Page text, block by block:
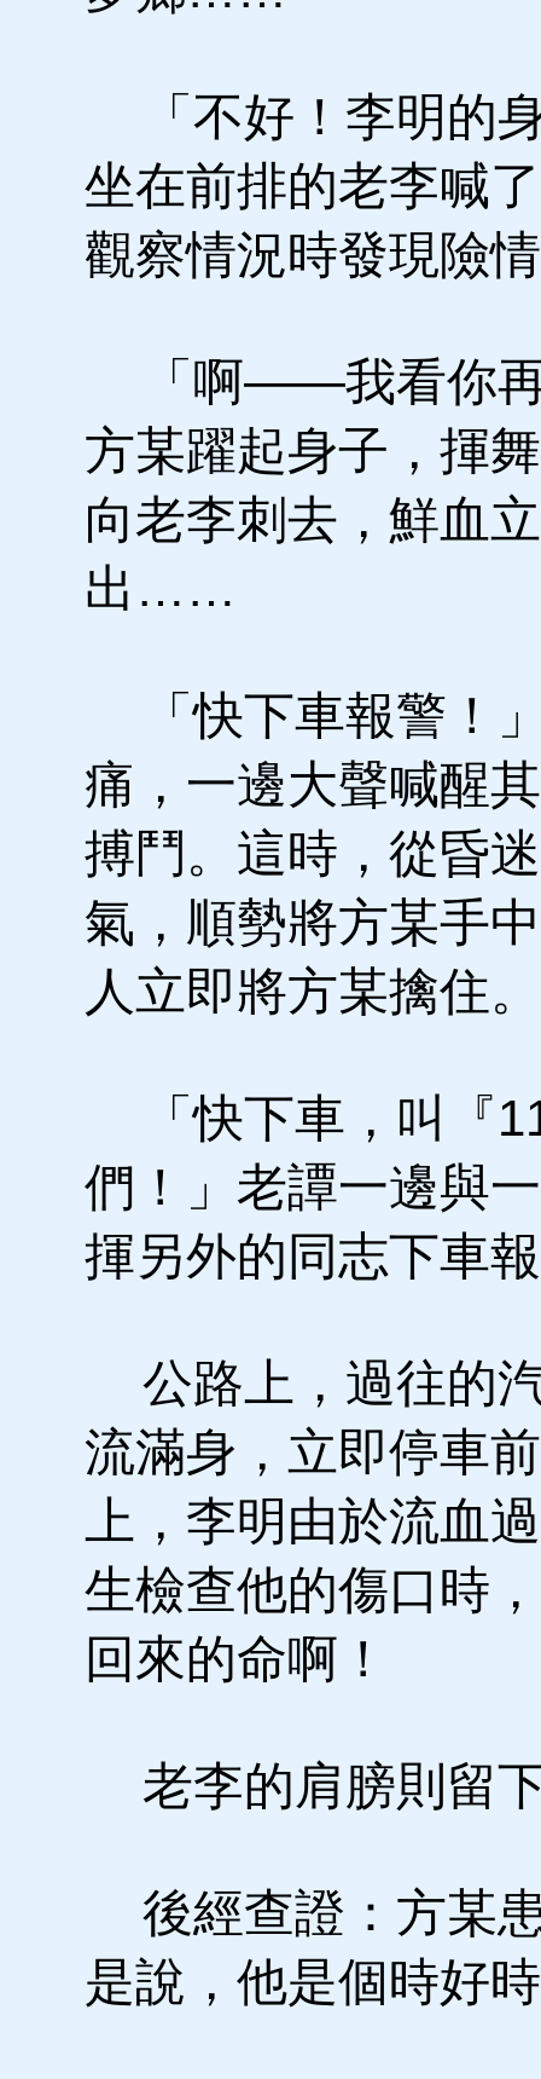
「不好！李明的
坐在前排的老李喊
觀察情況時發現險
「啊——我看你
方某躍起身子，揮
向老李刺去，鮮血
出……
「快下車報警！
痛，一邊大聲喊醒
搏鬥。這時，從昏
氣，順勢將方某手
人立即將方某擒住。
「快下車，叫『
們！」老譚一邊與
揮另外的同志下車
公路上，過往的
流滿身，立即停車
上，李明由於流血
生檢查他的傷口時
回來的命啊！
老李的肩膀則留
後經查證：方某
是說，他是個時好